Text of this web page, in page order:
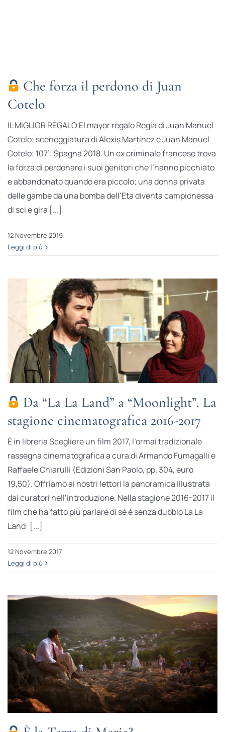
Che forza il perdono di Juan
Cotelo
IL MIGLIOR REGALO El mayor regalo Regia di Juan Manuel
Cotelo; sceneggiatura di Alexis Martinez e Juan Manuel
Cotelo; 107’; Spagna 2018. Un ex criminale francese trova
la forza di perdonare i suoi genitori che l’hanno picchiato
e abbandonato quando era piccolo; una donna privata
delle gambe da una bomba dell’Eta diventa campionessa
di sci e gira [...]
12 Novembre 2019
Leggi di più
Da “La La Land” a “Moonlight”. La
stagione cinematografica 2016-2017
È in libreria Scegliere un film 2017, l’ormai tradizionale
rassegna cinematografica a cura di Armando Fumagalli e
Raffaele Chiarulli (Edizioni San Paolo, pp. 304, euro
19,50). Offriamo ai nostri lettori la panoramica illustrata
dai curatori nell’introduzione. Nella stagione 2016-2017 il
film che ha fatto più parlare di sé è senza dubbio La La
Land: [...]
12 Novembre 2017
Leggi di più